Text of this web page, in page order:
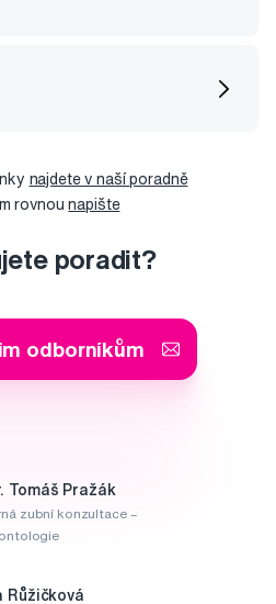
najdete v naší poradně
rovnounapište
poradit?
odborníkům
Tomáš Pražák
zubní konzultace –
Růžičková